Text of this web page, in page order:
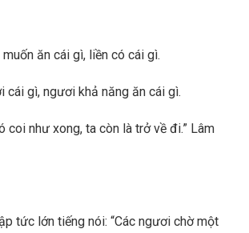
ăn cái gì, liền có cái gì.
cái gì, ngươi khả năng ăn cái gì.
coi như xong, ta còn là trở về đi.” Lâm
tức lớn tiếng nói: “Các ngươi chờ một